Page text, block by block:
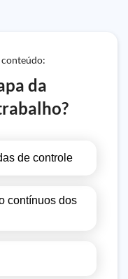
da
de controle
contínuos dos